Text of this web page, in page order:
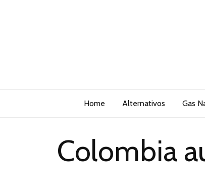
Home Alternativos Gas
Colombia